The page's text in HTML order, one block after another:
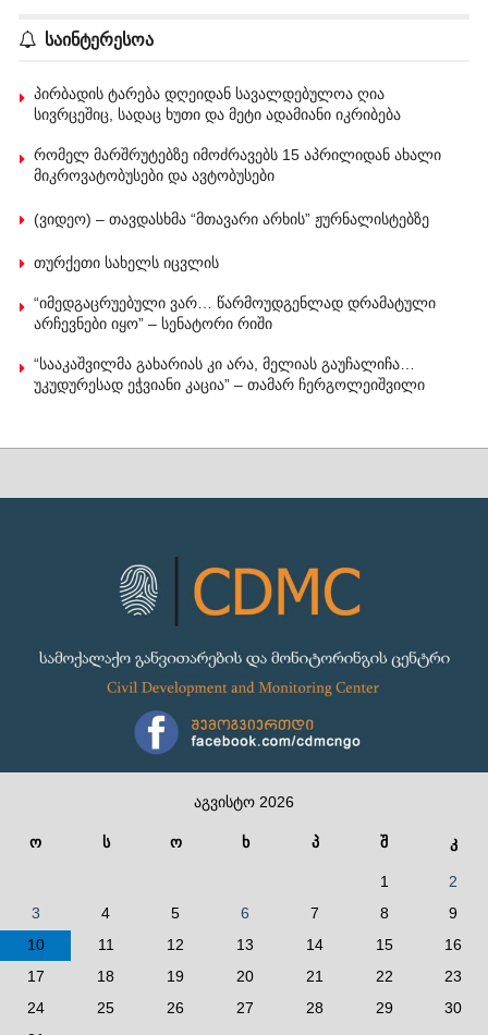
საინტერესოა
პირბადის ტარება დღეიდან სავალდებულოა ღია
სივრცეშიც, სადაც ხუთი და მეტი ადამიანი იკრიბება
რომელ მარშრუტებზე იმოძრავებს 15 აპრილიდან ახალი
მიკროვატობუსები და ავტობუსები
(ვიდეო) – თავდასხმა “მთავარი არხის” ჟურნალისტებზე
თურქეთი სახელს იცვლის
“იმედგაცრუებული ვარ… წარმოუდგენლად დრამატული
არჩევნები იყო” – სენატორი რიში
“სააკაშვილმა გახარიას კი არა, მელიას გაუჩალიჩა…
უკუდურესად ეჭვიანი კაცია” – თამარ ჩერგოლეიშვილი
აგვისტო 2026
ო ს ო ხ პ შ კ
1
2
3
4 5 6 7 8
9
10
11 12 13 14 15
16
17
18 19 20 21 22
23
24
25 26 27 28 29
30